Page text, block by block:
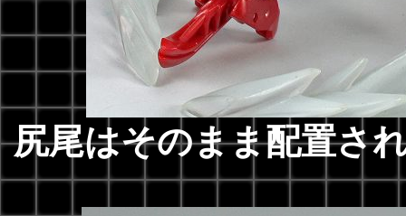
尻尾はそのまま配置さ